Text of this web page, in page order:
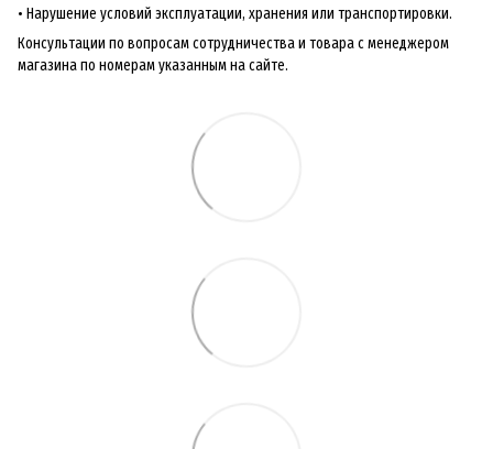
• Нарушение условий эксплуатации, хранения или транспортировки.
Консультации по вопросам сотрудничества и товара с менеджером
магазина по номерам указанным на сайте.